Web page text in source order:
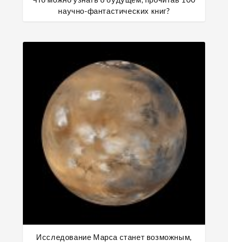
научно-фантастических книг?
Исследование Марса станет возможным,